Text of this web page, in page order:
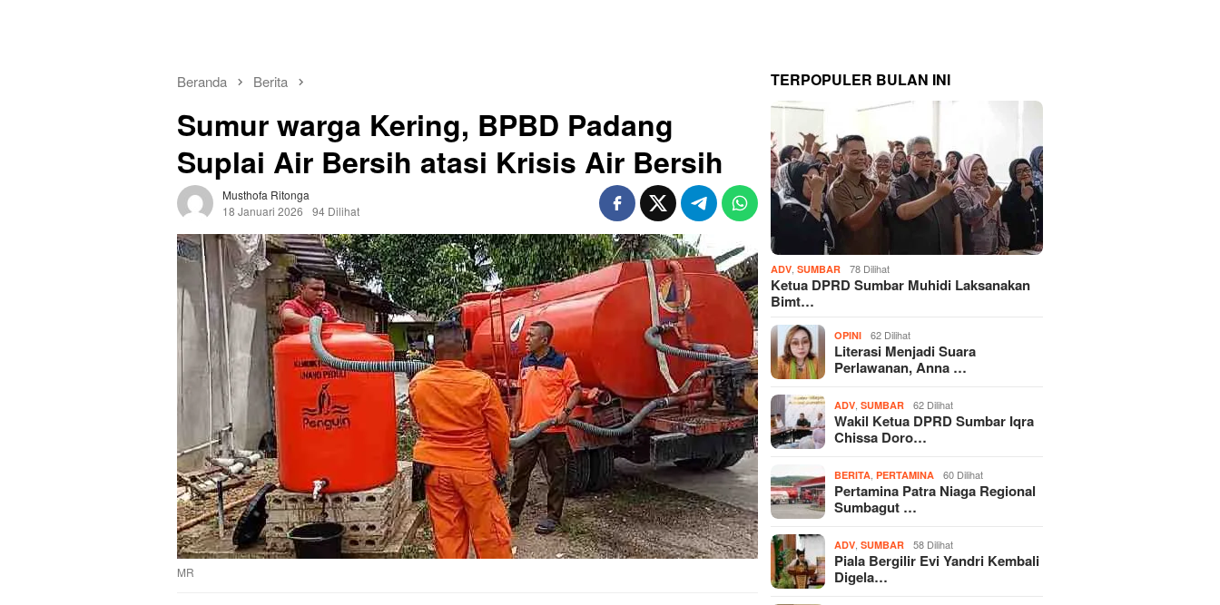
Beranda Berita
Sumur warga Kering, BPBD Padang
Suplai Air Bersih atasi Krisis Air Bersih
Musthofa Ritonga
18 Januari 2026
94 Dilihat
MR
TERPOPULER BULAN INI
ADV ,SUMBAR 78 Dilihat
Ketua DPRD Sumbar Muhidi Laksanakan
Bimt…
OPINI 62 Dilihat
Literasi Menjadi Suara
Perlawanan, Anna …
ADV ,SUMBAR 62 Dilihat
Wakil Ketua DPRD Sumbar Iqra
Chissa Doro…
BERITA ,PERTAMINA 60 Dilihat
Pertamina Patra Niaga Regional
Sumbagut …
ADV ,SUMBAR 58 Dilihat
Piala Bergilir Evi Yandri Kembali
Digela…